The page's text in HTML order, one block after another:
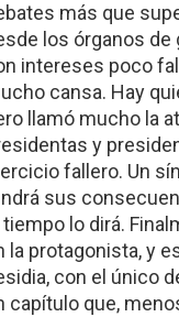
más que
los órganos
intereses poco
cansa. Hay
llamó mucho la
y
fallero. Un
sus
lo dirá.
la protagonista, y
con el único
capítulo que,